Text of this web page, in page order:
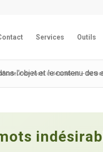
Services Outils
l'objet et le contenu des
de mots indésirables —